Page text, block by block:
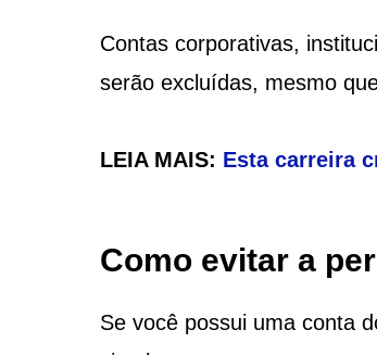
Contas corporativas,
serão excluídas, mesmo
LEIA MAIS: Esta carreira
Como evitar a
Se você possui uma conta